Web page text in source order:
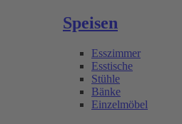
Speisen
Esszimmer
Esstische
Stühle
Bänke
Einzelmöbel